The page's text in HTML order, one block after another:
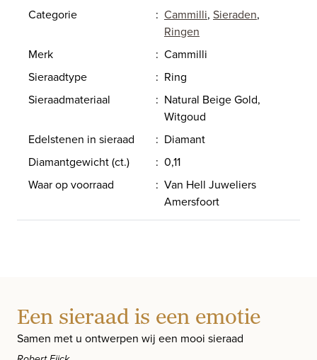
Categorie : Cammilli, Sieraden,
Ringen
Merk
: Cammilli
Sieraadtype
: Ring
Sieraadmateriaal
: Natural Beige Gold,
Witgoud
Edelstenen in sieraad
: Diamant
Diamantgewicht (ct.)
: 0,11
Waar op voorraad
: Van Hell Juweliers
Amersfoort
Een sieraad is een emotie
Samen met u ontwerpen wij een mooi sieraad